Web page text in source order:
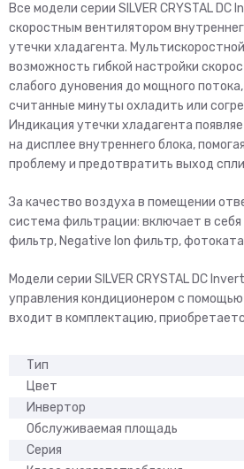
Все модели серии SILVER CRYSTAL
скоростным вентилятором
утечки хладагента.
возможность гибкой настройки
слабого дуновения до мощного
считанные минуты охладить или
Индикация утечки хладагента
на дисплее внутреннего блока,
проблему и предотвратить выход
За качество воздуха в помещении
система фильтрации: включает в себя
фильтр, Negative Ion фильтр,
Модели серии SILVER CRYSTAL DC
управления кондиционером с
входит в комплектацию,
Тип
Цвет
Инвертор
Обслуживаемая площадь
Серия